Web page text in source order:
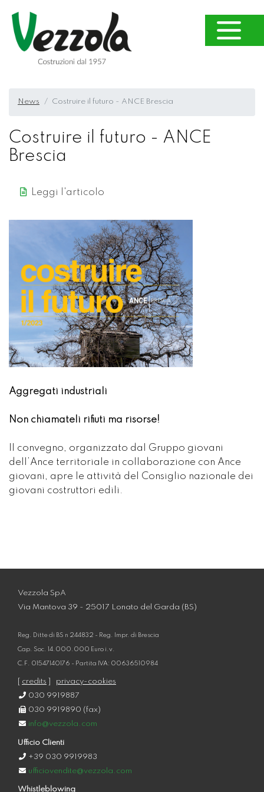
News Costruire il futuro - ANCE Brescia
Costruire il futuro - ANCE
Brescia
Leggi l'articolo
Aggregati industriali
Non chiamateli rifiuti ma risorse!
Il convegno, organizzato dal Gruppo giovani
dell’Ance territoriale in collaborazione con Ance
giovani, apre le attività del Consiglio nazionale dei
giovani costruttori edili.
Vezzola SpA
Via Mantova 39 - 25017 Lonato del Garda (BS)
Reg. Ditte di BS n 244832 - Reg. Impr. di Brescia
Cap. Soc. 14.000.000 Euro i.v.
C.F. 01547140176 - Partita IVA: 00636510984
credits
privacy-cookies
030 9919887
030 9919890 (fax)
info@vezzola.com
Ufficio Clienti
+39 030 9919983
ufficiovendite@vezzola.com
Whistleblowing